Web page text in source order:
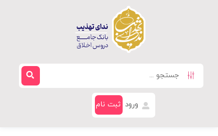
ورود ثبت نام